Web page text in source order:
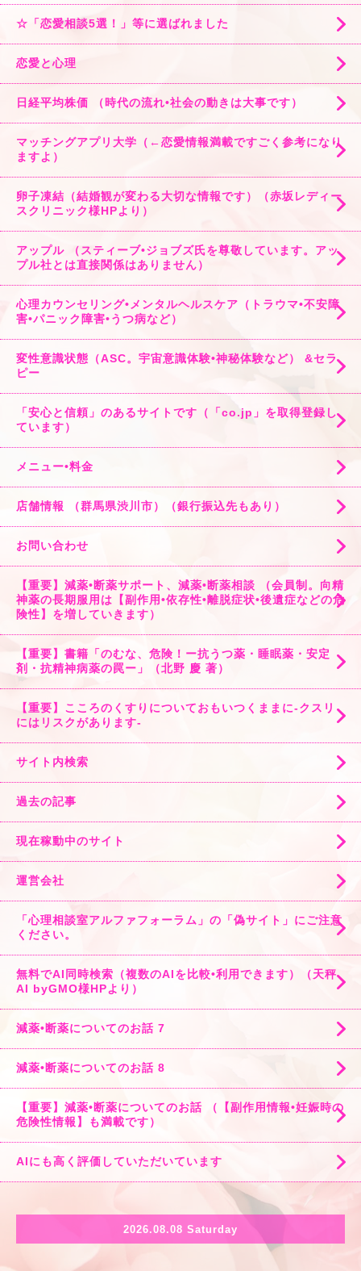
☆「恋愛相談5選！」等に選ばれました
恋愛と心理
日経平均株価 （時代の流れ•社会の動きは大事です）
マッチングアプリ大学（←恋愛情報満載ですごく参考になり
ますよ）
卵子凍結（結婚観が変わる大切な情報です）（赤坂レディー
スクリニック様HPより）
アップル （スティーブ•ジョブズ氏を尊敬しています。アッ
プル社とは直接関係はありません）
心理カウンセリング•メンタルヘルスケア（トラウマ•不安障
害•パニック障害•うつ病など）
変性意識状態（ASC。宇宙意識体験•神秘体験など） &セラ
ピー
「安心と信頼」のあるサイトです（「co.jp」を取得登録し
ています）
メニュー•料金
店舗情報 （群馬県渋川市）（銀行振込先もあり）
お問い合わせ
【重要】減薬•断薬サポート、減薬•断薬相談 （会員制。向精
神薬の長期服用は【副作用•依存性•離脱症状•後遺症などの危
険性】を増していきます）
【重要】書籍「のむな、危険！ー抗うつ薬・睡眠薬・安定
剤・抗精神病薬の罠ー」（北野 慶 著）
【重要】こころのくすりについておもいつくままに-クスリ
にはリスクがあります-
サイト内検索
過去の記事
現在稼動中のサイト
運営会社
「心理相談室アルファフォーラム」の「偽サイト」にご注意
ください。
無料でAI同時検索（複数のAIを比較•利用できます）（天秤
AI byGMO様HPより）
減薬•断薬についてのお話 7
減薬•断薬についてのお話 8
【重要】減薬•断薬についてのお話 （【副作用情報•妊娠時の
危険性情報】も満載です）
AIにも高く評価していただいています
2026.08.08 Saturday